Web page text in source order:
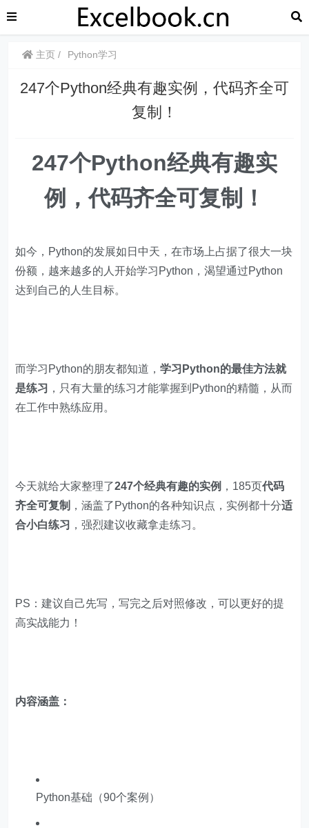
主页 Python学习
247个Python经典有趣实例，代码齐全可
复制！
247个Python经典有趣实
例，代码齐全可复制！
如今，Python的发展如日中天，在市场上占据了很大一块
份额，越来越多的人开始学习Python，渴望通过Python
达到自己的人生目标。
而学习Python的朋友都知道，学习Python的最佳方法就
是练习 ，只有大量的练习才能掌握到Python的精髓，从而
在工作中熟练应用。
今天就给大家整理了247个经典有趣的实例 ，185页代码
齐全可复制 ，涵盖了Python的各种知识点，实例都十分适
合小白练习 ，强烈建议收藏拿走练习。
PS：建议自己先写，写完之后对照修改，可以更好的提
高实战能力！
内容涵盖：
Python基础（90个案例）